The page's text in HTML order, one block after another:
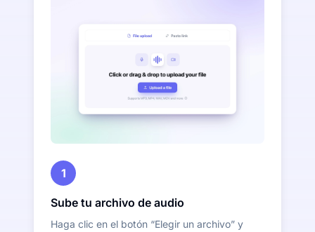
1
Sube tu archivo de audio
Haga clic en el botón “Elegir un archivo” y